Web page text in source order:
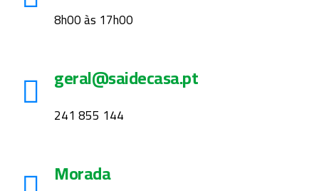
8h00 às 17h00
geral@saidecasa.pt
241 855 144
Morada